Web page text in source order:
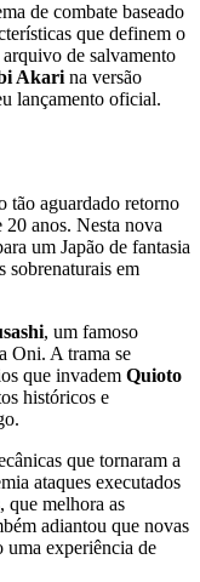
de combate baseado
que definem o
de salvamento
Akarina versão
lançamento oficial.
tão aguardado retorno
20 anos. Nesta nova
um Japão de fantasia
sobrenaturais em
, um famoso
Oni. A trama se
que invadem Quioto
históricos e
que tornaram a
ataques executados
, que melhora as
adiantou que novas
uma experiência de